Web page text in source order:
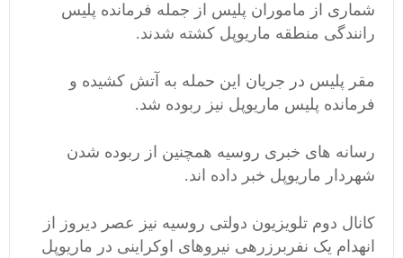
شماری از ماموران پلیس از جمله فرمانده پلیس
رانندگی منطقه ماریوپل کشته شدند.
مقر پلیس در جریان این حمله به آتش کشیده و
فرمانده پلیس ماریوپل نیز ربوده شد.
رسانه های خبری روسیه همچنین از ربوده شدن
شهردار ماریوپل خبر داده اند.
کانال دوم تلویزیون دولتی روسیه نیز عصر دیروز از
انهدام یک نفربرزرهی نیروهای اوکراینی در ماریوپل